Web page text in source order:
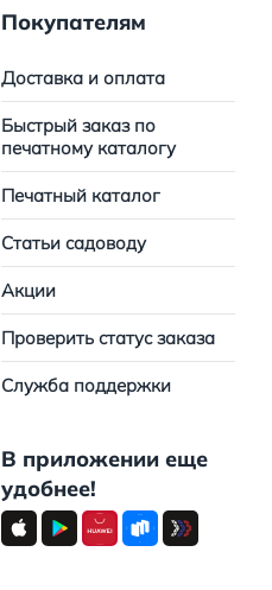
Покупателям
Доставка и оплата
Быстрый заказ по
печатному каталогу
Печатный каталог
Статьи садоводу
Акции
Проверить статус заказа
Служба поддержки
В приложении еще
удобнее!